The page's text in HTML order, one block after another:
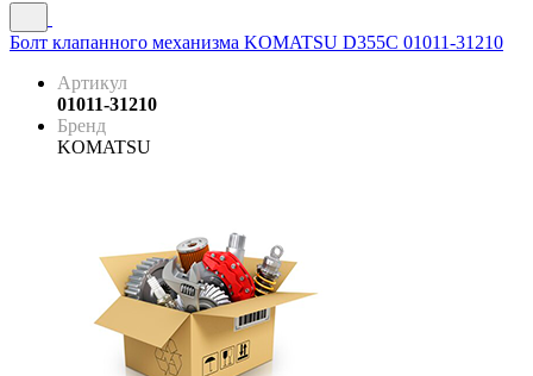
Болт клапанного механизма KOMATSU D355C 01011-31210
Артикул
01011-31210
Бренд
KOMATSU